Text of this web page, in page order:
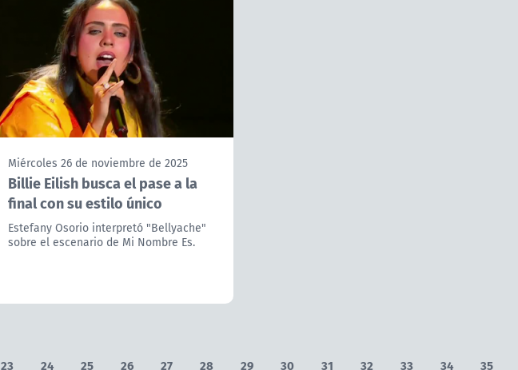
Miércoles 26 de noviembre de 2025
Billie Eilish busca el pase a la
final con su estilo único
Estefany Osorio interpretó "Bellyache"
sobre el escenario de Mi Nombre Es.
23 24 25 26 27 28 29 30 31 32 33 34 35